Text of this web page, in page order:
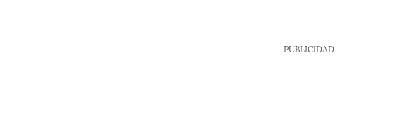
PUBLICIDAD